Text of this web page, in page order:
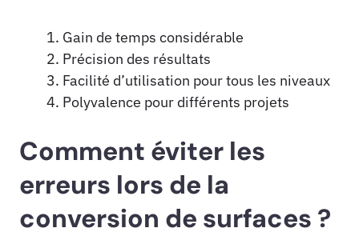
Gain de temps considérable
Précision des résultats
Facilité d’utilisation pour tous les niveaux
Polyvalence pour différents projets
Comment éviter les
erreurs lors de la
conversion de surfaces ?